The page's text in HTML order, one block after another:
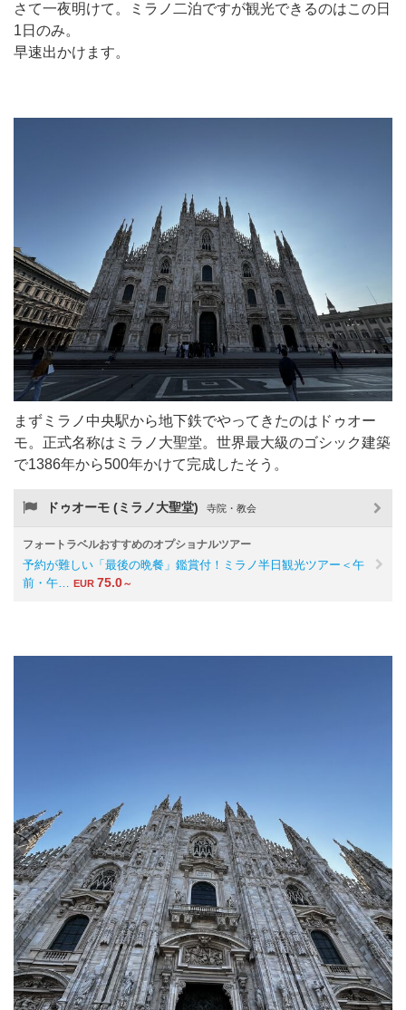
さて一夜明けて。ミラノ二泊ですが観光できるのはこの日
1日のみ。
早速出かけます。
まずミラノ中央駅から地下鉄でやってきたのはドゥオー
モ。正式名称はミラノ大聖堂。世界最大級のゴシック建築
で1386年から500年かけて完成したそう。
ドゥオーモ (ミラノ大聖堂) 寺院・教会
フォートラベルおすすめのオプショナルツアー
予約が難しい「最後の晩餐」鑑賞付！ミラノ半日観光ツアー＜午
前・午… EUR 75.0～